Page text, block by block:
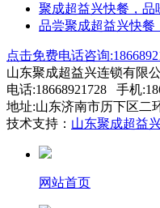
聚成超益兴快餐，品
品尝聚成超益兴快餐
点击免费电话咨询
山东聚成超益兴连锁有限
电话:18668921728 手机
地址:山东济南市历下区二
技术支持： 山东聚成超益
网站首页